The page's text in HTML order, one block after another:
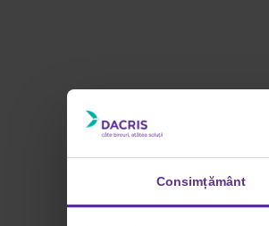
Consimțământ